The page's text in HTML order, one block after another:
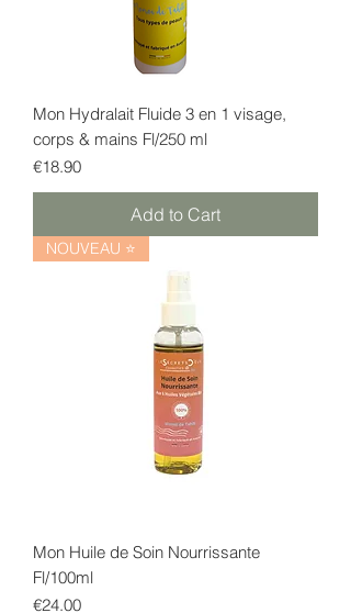
Mon Hydralait Fluide 3 en 1 visage,
corps & mains Fl/250 ml
Price
€18.90
Add to Cart
NOUVEAU ⭐
Mon Huile de Soin Nourrissante
Fl/100ml
Price
€24.00